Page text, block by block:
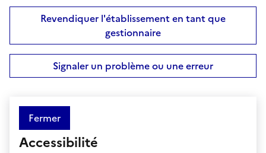
Revendiquer l'établissement en tant que
gestionnaire
Signaler un problème ou une erreur
Fermer
Accessibilité